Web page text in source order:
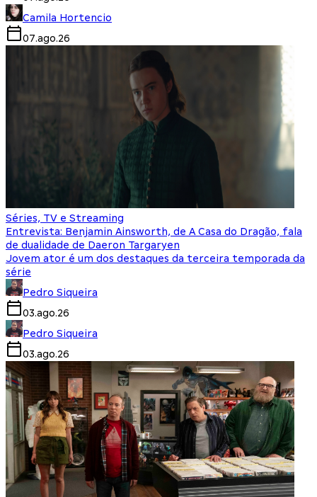
Camila Hortencio
07.ago.26
Séries, TV e Streaming
Entrevista: Benjamin Ainsworth, de A Casa do Dragão, fala
de dualidade de Daeron Targaryen
Jovem ator é um dos destaques da terceira temporada da
série
Pedro Siqueira
03.ago.26
Pedro Siqueira
03.ago.26